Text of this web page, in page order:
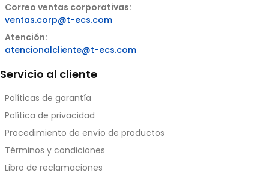
Correo ventas corporativas:
ventas.corp@t-ecs.com
Atención:
atencionalcliente@t-ecs.com
Servicio al cliente
Políticas de garantía
Política de privacidad
Procedimiento de envío de productos
Términos y condiciones
Libro de reclamaciones